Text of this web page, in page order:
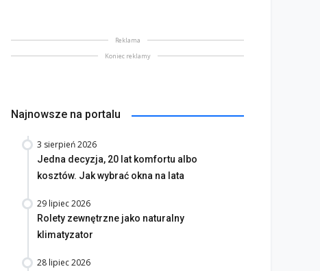
Reklama
Koniec reklamy
Najnowsze na portalu
3 sierpień 2026
Jedna decyzja, 20 lat komfortu albo
kosztów. Jak wybrać okna na lata
29 lipiec 2026
Rolety zewnętrzne jako naturalny
klimatyzator
28 lipiec 2026